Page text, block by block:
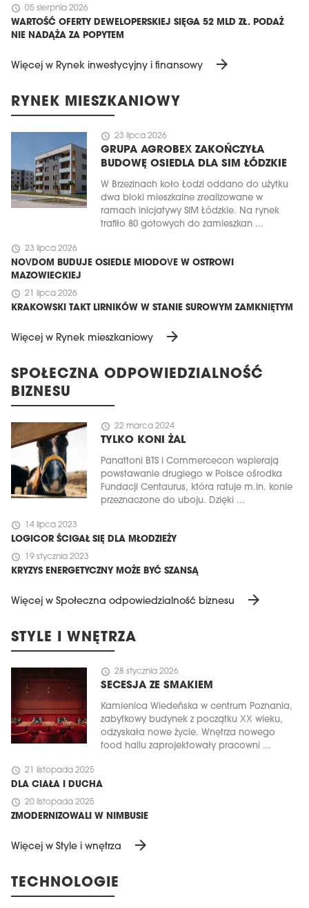
schedule 05 sierpnia 2026
WARTOŚĆ OFERTY DEWELOPERSKIEJ SIĘGA 52 MLD ZŁ. PODAŻ
NIE NADĄŻA ZA POPYTEM
Więcej w Rynek inwestycyjny i finansowy arrow_forward
RYNEK MIESZKANIOWY
schedule 23 lipca 2026
GRUPA AGROBEX ZAKOŃCZYŁA
BUDOWĘ OSIEDLA DLA SIM ŁÓDZKIE
W Brzezinach koło Łodzi oddano do użytku
dwa bloki mieszkalne zrealizowane w
ramach inicjatywy SIM Łódzkie. Na rynek
trafiło 80 gotowych do zamieszkan ...
schedule 23 lipca 2026
NOVDOM BUDUJE OSIEDLE MIODOVE W OSTROWI
MAZOWIECKIEJ
schedule 21 lipca 2026
KRAKOWSKI TAKT LIRNIKÓW W STANIE SUROWYM ZAMKNIĘTYM
Więcej w Rynek mieszkaniowy arrow_forward
SPOŁECZNA ODPOWIEDZIALNOŚĆ
BIZNESU
schedule 22 marca 2024
TYLKO KONI ŻAL
Panattoni BTS i Commercecon wspierają
powstawanie drugiego w Polsce ośrodka
Fundacji Centaurus, która ratuje m.in. konie
przeznaczone do uboju. Dzięki ...
schedule 14 lipca 2023
LOGICOR ŚCIGAŁ SIĘ DLA MŁODZIEŻY
schedule 19 stycznia 2023
KRYZYS ENERGETYCZNY MOŻE BYĆ SZANSĄ
Więcej w Społeczna odpowiedzialność biznesu arrow_forward
STYLE I WNĘTRZA
schedule 28 stycznia 2026
SECESJA ZE SMAKIEM
Kamienica Wiedeńska w centrum Poznania,
zabytkowy budynek z początku XX wieku,
odzyskała nowe życie. Wnętrza nowego
food hallu zaprojektowały pracowni ...
schedule 21 listopada 2025
DLA CIAŁA I DUCHA
schedule 20 listopada 2025
ZMODERNIZOWALI W NIMBUSIE
Więcej w Style i wnętrza arrow_forward
TECHNOLOGIE